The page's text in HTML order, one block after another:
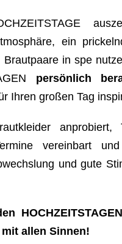
ein
Brautpaare in spe
persönlich
Ihren großen Tag
anprobiert,
vereinbart
und gute
allen Sinnen!